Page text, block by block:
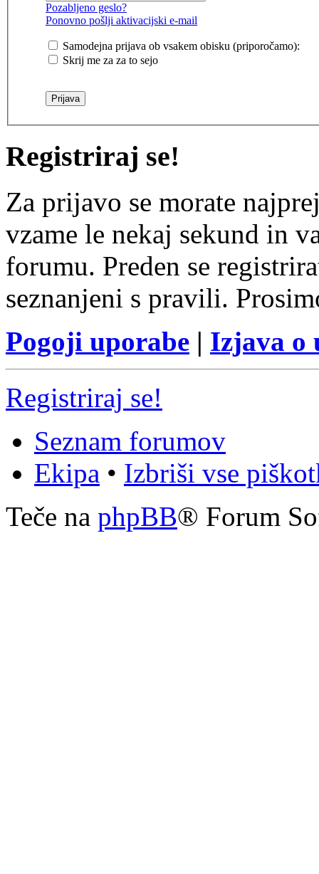
Pozabljeno geslo?
Ponovno pošlji aktivacijski e-mail
Samodejna prijava ob vsakem obisku (priporočamo):
Skrij me za za to sejo
Registriraj se!
Za prijavo se morate
vzame le nekaj sekund in
forumu. Preden se
seznanjeni s pravili.
Pogoji uporabe | Izjava o
Registriraj se!
Seznam forumov
Ekipa • Izbriši vse
Teče na phpBB® Forum